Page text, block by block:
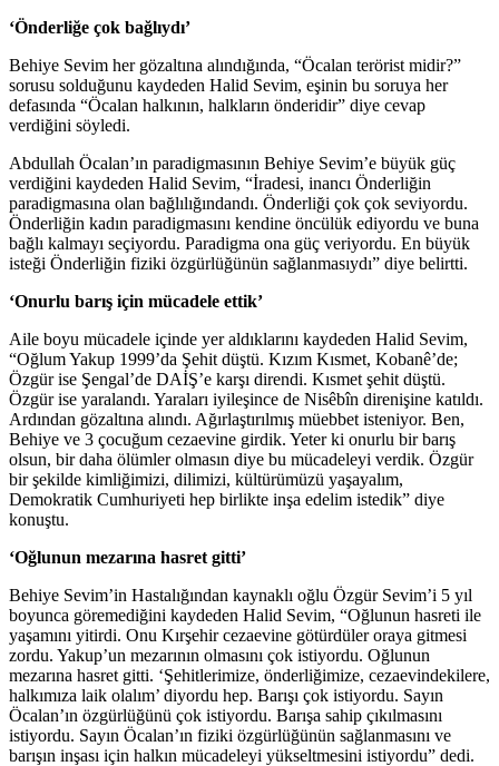
‘Önderliğe çok bağlıydı’
Behiye Sevim her gözaltına alındığında, “Öcalan terörist midir?”
sorusu solduğunu kaydeden Halid Sevim, eşinin bu soruya her
defasında “Öcalan halkının, halkların önderidir” diye cevap
verdiğini söyledi.
Abdullah Öcalan’ın paradigmasının Behiye Sevim’e büyük güç
verdiğini kaydeden Halid Sevim, “İradesi, inancı Önderliğin
paradigmasına olan bağlılığındandı. Önderliği çok çok seviyordu.
Önderliğin kadın paradigmasını kendine öncülük ediyordu ve buna
bağlı kalmayı seçiyordu. Paradigma ona güç veriyordu. En büyük
isteği Önderliğin fiziki özgürlüğünün sağlanmasıydı” diye belirtti.
‘Onurlu barış için mücadele ettik’
Aile boyu mücadele içinde yer aldıklarını kaydeden Halid Sevim,
“Oğlum Yakup 1999’da Şehit düştü. Kızım Kısmet, Kobanê’de;
Özgür ise Şengal’de DAİŞ’e karşı direndi. Kısmet şehit düştü.
Özgür ise yaralandı. Yaraları iyileşince de Nisêbîn direnişine katıldı.
Ardından gözaltına alındı. Ağırlaştırılmış müebbet isteniyor. Ben,
Behiye ve 3 çocuğum cezaevine girdik. Yeter ki onurlu bir barış
olsun, bir daha ölümler olmasın diye bu mücadeleyi verdik. Özgür
bir şekilde kimliğimizi, dilimizi, kültürümüzü yaşayalım,
Demokratik Cumhuriyeti hep birlikte inşa edelim istedik” diye
konuştu.
‘Oğlunun mezarına hasret gitti’
Behiye Sevim’in Hastalığından kaynaklı oğlu Özgür Sevim’i 5 yıl
boyunca göremediğini kaydeden Halid Sevim, “Oğlunun hasreti ile
yaşamını yitirdi. Onu Kırşehir cezaevine götürdüler oraya gitmesi
zordu. Yakup’un mezarının olmasını çok istiyordu. Oğlunun
mezarına hasret gitti. ‘Şehitlerimize, önderliğimize, cezaevindekilere,
halkımıza laik olalım’ diyordu hep. Barışı çok istiyordu. Sayın
Öcalan’ın özgürlüğünü çok istiyordu. Barışa sahip çıkılmasını
istiyordu. Sayın Öcalan’ın fiziki özgürlüğünün sağlanmasını ve
barışın inşası için halkın mücadeleyi yükseltmesini istiyordu” dedi.